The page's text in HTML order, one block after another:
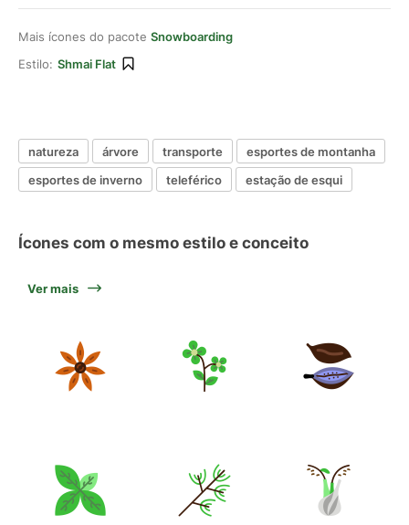
Mais ícones do pacote Snowboarding
Estilo: Shmai Flat
natureza árvore transporte
esportes de montanha
esportes de inverno
teleférico estação de esqui
Ícones com o mesmo estilo e conceito
Ver mais